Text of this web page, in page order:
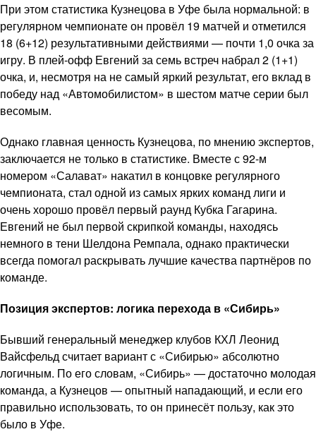
При этом статистика Кузнецова в Уфе была нормальной: в
регулярном чемпионате он провёл 19 матчей и отметился
18 (6+12) результативными действиями — почти 1,0 очка за
игру. В плей-офф Евгений за семь встреч набрал 2 (1+1)
очка, и, несмотря на не самый яркий результат, его вклад в
победу над «Автомобилистом» в шестом матче серии был
весомым.
Однако главная ценность Кузнецова, по мнению экспертов,
заключается не только в статистике. Вместе с 92-м
номером «Салават» накатил в концовке регулярного
чемпионата, стал одной из самых ярких команд лиги и
очень хорошо провёл первый раунд Кубка Гагарина.
Евгений не был первой скрипкой команды, находясь
немного в тени Шелдона Ремпала, однако практически
всегда помогал раскрывать лучшие качества партнёров по
команде.
Позиция экспертов: логика перехода в «Сибирь»
Бывший генеральный менеджер клубов КХЛ Леонид
Вайсфельд считает вариант с «Сибирью» абсолютно
логичным. По его словам, «Сибирь» — достаточно молодая
команда, а Кузнецов — опытный нападающий, и если его
правильно использовать, то он принесёт пользу, как это
было в Уфе.